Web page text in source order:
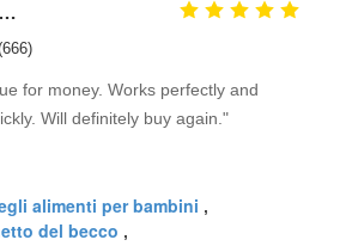
Bulk laundry detergent / washing detergent liquid for sale
for money. Works perfectly and
Will definitely buy again."
alimenti per bambini ,
del becco ,